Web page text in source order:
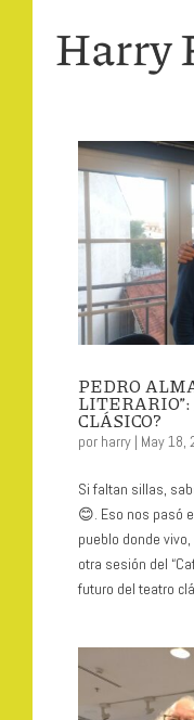
PEDRO
LITERARIO”:
CLÁSICO?
por harry| May 18,
Si faltan sillas,
😊. Eso nos pasó
pueblo donde
otra sesión del
futuro del teatro